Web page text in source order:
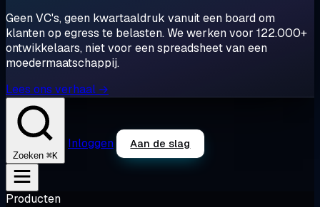
Geen VC's, geen kwartaaldruk vanuit een board om
klanten op egress te belasten. We werken voor 122.000+
ontwikkelaars, niet voor een spreadsheet van een
moedermaatschappij.
Lees ons verhaal →
Zoeken ⌘K
Inloggen Aan de slag
Producten